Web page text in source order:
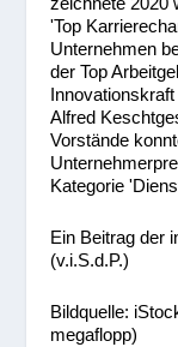
ʹTop
Unternehmen
der Top
Alfred
Vorstände
Kategorie
Ein Beitrag der
(v.i.S.d.P.)
Bildquelle:
megaflopp)